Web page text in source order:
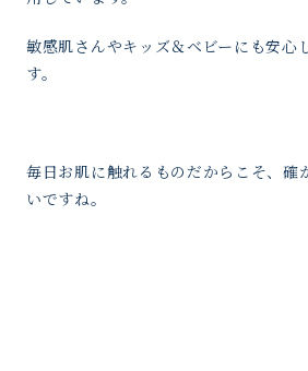
敏感肌さんやキッズ＆ベビーにも安心
す。
毎日お肌に触れるものだからこそ、確
いですね。